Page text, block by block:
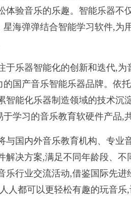
体验音乐的乐趣。智能乐器不
海弹弹结合智能学习软件,为
乐器智能化的创新和迭代,为
国产音乐智能乐器品牌。依
智能化乐器制造领域的技术沉
学习的音乐教育软硬件产品,
国内外音乐教育机构、专业
解决方案,满足不同年龄段、
乐行业交流活动,借鉴国际先
人都可以更轻松有趣的玩音